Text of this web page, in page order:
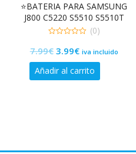
⭐BATERIA PARA SAMSUNG
J800 C5220 S5510 S5510T
S7220 S5511 S5600 S5603
de
5
(0)
7.99€ El
precio
original
3.99€El
precio
actual
iva incluido
Añadir al carrito